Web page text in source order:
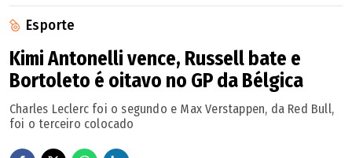
Esporte
Kimi Antonelli vence, Russell bate e
Bortoleto é oitavo no GP da Bélgica
Charles Leclerc foi o segundo e Max Verstappen, da Red Bull,
foi o terceiro colocado